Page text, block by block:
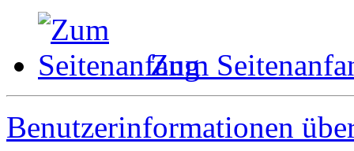
Zum
Benutzerinformationen